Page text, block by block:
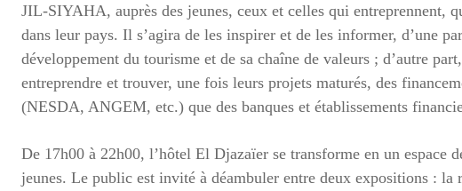
JIL-SIYAHA, auprès des jeunes, ceux et celles qui entreprennent,
dans leur pays. Il s’agira de les inspirer et de les informer, d’une
développement du tourisme et de sa chaîne de valeurs ; d’autre
entreprendre et trouver, une fois leurs projets maturés, des
(NESDA, ANGEM, etc.) que des banques et établissements
De 17h00 à 22h00, l’hôtel El Djazaïer se transforme en un espace
jeunes. Le public est invité à déambuler entre deux expositions :